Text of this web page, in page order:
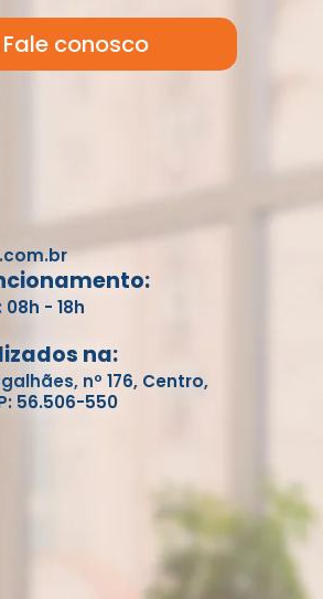
Fale conosco
- 18h
na:
nº 176, Centro,
56.506-550